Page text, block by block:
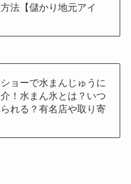
法【儲かり地元アイ
ョーで水まんじゅうに
！水まん氷とは？いつ
れる？有名店や取り寄